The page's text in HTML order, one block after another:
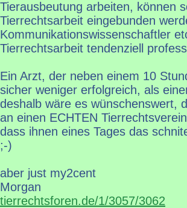
Tierausbeutung arbeiten, können
Tierrechtsarbeit eingebunden
Kommunikationswissenschaftler
Tierrechtsarbeit tendenziell
Ein Arzt, der neben einem 10
sicher weniger erfolgreich, als
deshalb wäre es wünschenswert,
an einen ECHTEN
dass ihnen eines Tages das
;-)
aber just my2cent
Morgan
tierrechtsforen.de/1/3057/3062